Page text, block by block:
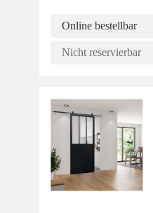
Online bestellbar
Nicht reservierbar